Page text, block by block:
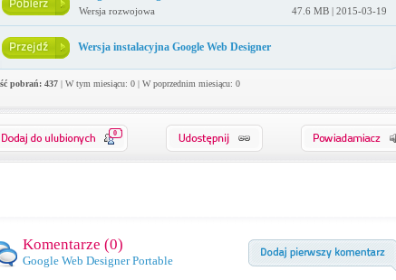
Wersja rozwojowa 47.6 MB | 2015-03-19
Wersja instalacyjna Google Web Designer
pobrań: 437| W tym miesiącu: 0 | W poprzednim miesiącu: 0
0
Komentarze (0)
Google Web Designer Portable